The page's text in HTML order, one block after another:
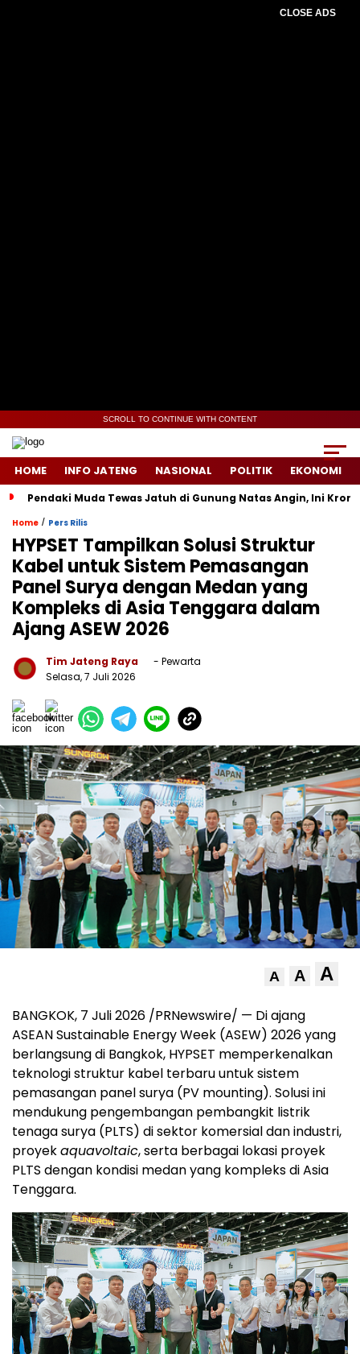
CLOSE ADS
SCROLL TO CONTINUE WITH CONTENT
HOME INFO JATENG NASIONAL POLITIK EKONOMI
Pendaki Muda Tewas Jatuh di Gunung Natas Angin, Ini
Home / Pers Rilis
HYPSET Tampilkan Solusi Struktur
Kabel untuk Sistem Pemasangan
Panel Surya dengan Medan yang
Kompleks di Asia Tenggara dalam
Ajang ASEW 2026
Tim Jateng Raya
- Pewarta
Selasa, 7 Juli 2026
A A A
BANGKOK, 7 Juli 2026 /PRNewswire/ — Di ajang
ASEAN Sustainable Energy Week (ASEW) 2026 yang
berlangsung di Bangkok, HYPSET memperkenalkan
teknologi struktur kabel terbaru untuk sistem
pemasangan panel surya (PV mounting). Solusi ini
mendukung pengembangan pembangkit listrik
tenaga surya (PLTS) di sektor komersial dan industri,
proyekaquavoltaic, serta berbagai lokasi proyek
PLTS dengan kondisi medan yang kompleks di Asia
Tenggara.